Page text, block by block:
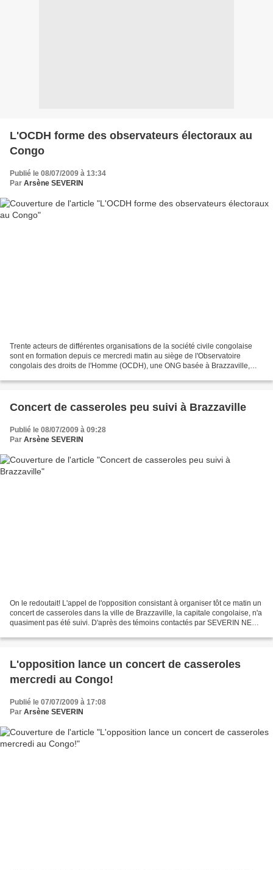
L'OCDH forme des observateurs électoraux au
Congo
Publié le 08/07/2009 à 13:34
Par Arsène SEVERIN
Trente acteurs de différentes organisations de la société civile congolaise
sont en formation depuis ce mercredi matin au siège de l'Observatoire
congolais des droits de l'Homme (OCDH), une ONG basée à Brazzaville,
Concert de casseroles peu suivi à Brazzaville
Publié le 08/07/2009 à 09:28
Par Arsène SEVERIN
On le redoutait! L'appel de l'opposition consistant à organiser tôt ce matin un
concert de casseroles dans la ville de Brazzaville, la capitale congolaise, n'a
quasiment pas été suivi. D'après des témoins contactés par SEVERIN NESW
L'opposition lance un concert de casseroles
mercredi au Congo!
Publié le 07/07/2009 à 17:08
Par Arsène SEVERIN